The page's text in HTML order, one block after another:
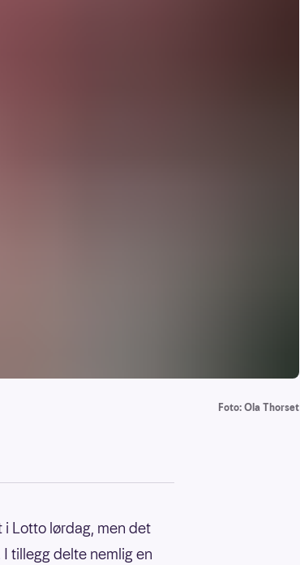
Foto: Ola Thorset
Lotto lørdag, men det
tillegg delte nemlig en